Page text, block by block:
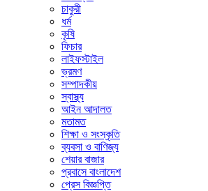
চাকুরী
ধর্ম
কৃষি
ফিচার
লাইফস্টাইল
ভ্রমণ
সম্পাদকীয়
স্বাস্থ্য
আইন আদালত
মতামত
শিক্ষা ও সংস্কৃতি
ব্যবসা ও বাণিজ্য
শেয়ার বাজার
প্রবাসে বাংলাদেশ
প্রেস বিজ্ঞপ্তি